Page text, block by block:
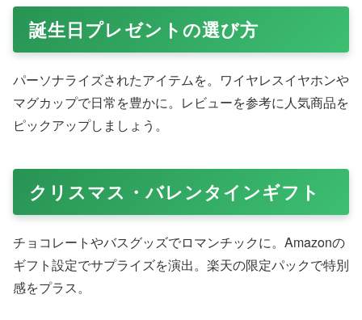
ではプライム特典付きの使い道が多く、楽天はショップク
ーポンと連動します。
金額設定は3,000円から高額まで。メッセージを添えれ
ば、心のこもったギフトに。使えない商品（例: プライム
年会費）もありますが、ほとんどのアイテムで活躍しま
お歳暮やお中元にぴったりなギフ
ト
季節の挨拶に